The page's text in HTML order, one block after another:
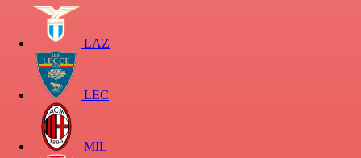
LAZ
LEC
MIL